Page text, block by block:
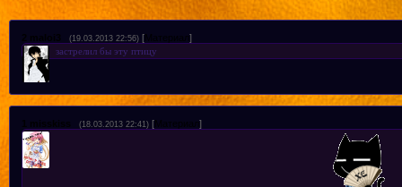
2 maloi3 (19.03.2013 22:56) [Материал ]
застрелил бы эту птицу
1 misskiss (18.03.2013 22:41) [Материал ]